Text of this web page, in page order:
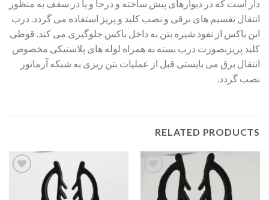
دار است که در دیوارهای پیش ساخته و درجا و یا در سقف به منظور
انتقال تقسیم های برقی و نصب کلید و پریز استفاده می گردد. درب
این باکس از نفوذ شیره بتن به داخل باکس جلوگیری می کند. قوطی
کلید پریزبصورت درب بسته به همراه لوله های پلاستیکی مخصوص
انتقال برق می بایستی قبل از عملیات بتن ریزی به شبکه آرماتور
نصب گردد.
RELATED PRODUCTS
افزودن
علاقه